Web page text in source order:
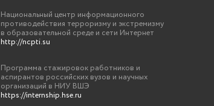
Национальный центр информационного
противодействия терроризму и экстремизму
в образовательной среде и сети Интернет
http://ncpti.su
Программа стажировок работников и
аспирантов российских вузов и научных
организаций в НИУ ВШЭ
https://internship.hse.ru